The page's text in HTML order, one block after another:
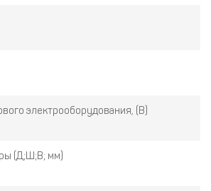
электрооборудования, (В)
(Д;Ш;В; мм)